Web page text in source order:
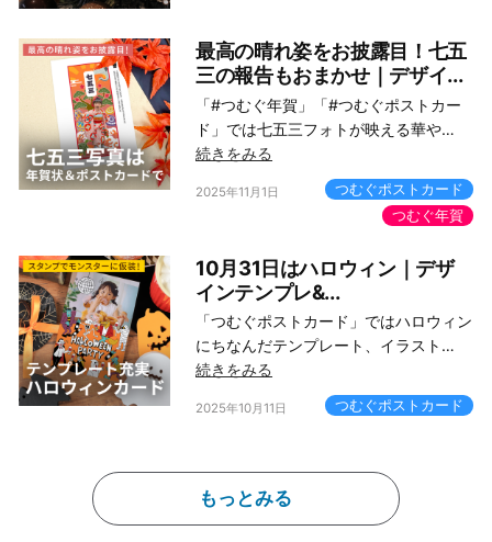
最高の晴れ姿をお披露目！七五
三の報告もおまかせ｜デザイ...
「#つむぐ年賀」「#つむぐポストカー
ド」では七五三フォトが映える華や…
続きをみる
2025年11月1日
つむぐポストカード
つむぐ年賀
10月31日はハロウィン｜デザ
インテンプレ&...
「つむぐポストカード」ではハロウィン
にちなんだテンプレート、イラスト…
続きをみる
2025年10月11日 つむぐポストカード
もっとみる